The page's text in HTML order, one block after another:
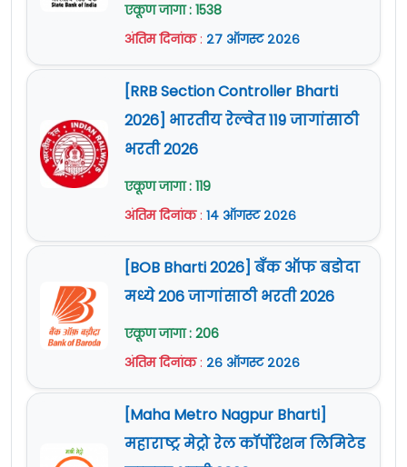
एकूण जागा : 1538
अंतिम दिनांक: २७ ऑगस्ट २०२६
[RRB Section Controller Bharti
2026] भारतीय रेल्वेत 119 जागांसाठी
भरती 2026
एकूण जागा : 119
अंतिम दिनांक: १४ ऑगस्ट २०२६
[BOB Bharti 2026] बँक ऑफ बडोदा
मध्ये 206 जागांसाठी भरती 2026
एकूण जागा : 206
अंतिम दिनांक: २६ ऑगस्ट २०२६
[Maha Metro Nagpur Bharti]
महाराष्ट्र मेट्रो रेल कॉर्पोरेशन लिमिटेड